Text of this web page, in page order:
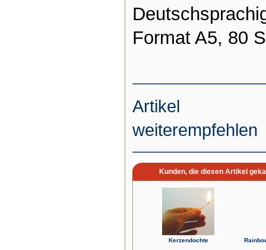
Format A5, 80
Artikel
weiterempfehlen
Kunden, die diesen Artikel
Kerzendochte